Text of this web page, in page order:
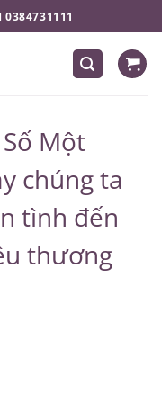
0384731111
Một
chúng ta
tình đến
thương